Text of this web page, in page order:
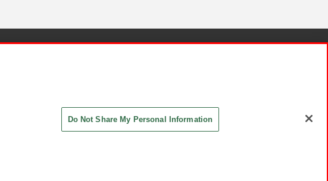
Do Not Share My Personal Information